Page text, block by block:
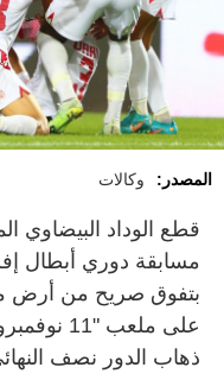
المصدر: وكالات
قطع الوداد البيضاوي
مسابقة دوري أبطال
على
ذهاب الدور نصف